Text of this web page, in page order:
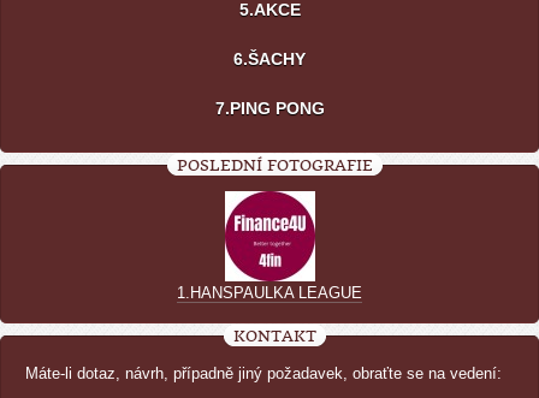
5.AKCE
6.ŠACHY
7.PING PONG
POSLEDNÍ FOTOGRAFIE
1.HANSPAULKA LEAGUE
KONTAKT
Máte-li dotaz, návrh, případně jiný požadavek, obraťte se na vedení: